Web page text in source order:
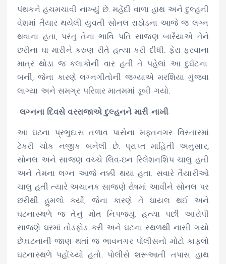
પંથકને હચમચાવી નાખ્યું છે.મહેંદી વાળા હાથ અનેદુલ્હની
વેશમાં તૈયાર થયેલી યુવતી સોનલરાઠોડના આજે જ લગ્ન
થવાના હતા, પરંતુ તેના ભાવિ પતિસાજણ બારૈયાએ તેને
છરીના ઘા મારીને કરુણ રીતે હત્યા કરી દીધી. ફેરા ફરવાના
માત્ર થોડા જ કલાકોની વાર હતી તે પહેલાં આ દુર્ઘટના
બની, જેના કારણેલગ્નગીતોની જગ્યાએ મરશિયાગુંજવા
લાગ્યા અને સમગ્ર પરિવારમાતમમાં ડૂબી ગયો.
લગ્નના દિવસે વરરાજાએ દુલ્હનને મારી નાખી
આ ઘટના પ્રભુદાસ તળાવ પાસેના મફતનગર વિસ્તારમાં
ટેકરી ચોક નજીક બનેલી છે. પ્રાપ્ત માહિતી અનુસાર,
સોનલ અનેસાજણ વચ્ચે લિવ-ઇન રિલેશનશિપચાલુ હતી
અને તેમનાલગ્ન આજે નક્કી થયા હતા. સવારે તૈયારીઓ
ચાલુ હતી ત્યારે અચાનકસાજણે રોષમાં આવીને સોનલ પર
છરીથી હુમલો કર્યો, જેના કારણેતે ઘાયલથઈ અને
ઘટનાસ્થળેજ તેનું મોત નિપજ્યું. હત્યા પછી આરોપી
સાજણે ઘરમાં તોડફોડ કરી અને ઘટના સ્થળથી નાસી ગયો
છે.ઘટનાની જાણ થતાં જ ભાવનગર પોલીસનો મોટો કાફલો
ઘટનાસ્થળેપહોંચ્યો હતો. પોલીસે શરૂઆતી તપાસ હાથ